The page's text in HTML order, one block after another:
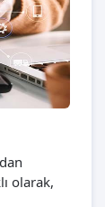
olarak,